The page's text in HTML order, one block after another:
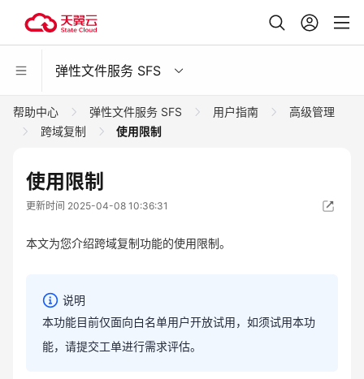
弹性文件服务 SFS
帮助中心 弹性文件服务 SFS 用户指南
高级管理
跨域复制
使用限制
使用限制
更新时间 2025-04-08 10:36:31
本文为您介绍跨域复制功能的使用限制。
说明
本功能目前仅面向白名单用户开放试用，如须试用本功
能，请提交工单进行需求评估。